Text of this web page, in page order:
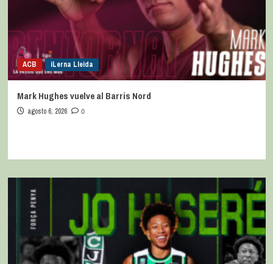
ACB iLerna Lleida
Mark Hughes vuelve al Barris Nord
agosto 6, 2026 0